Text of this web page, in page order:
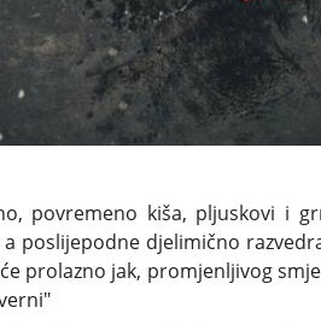
povremeno kiša, pljuskovi i
poslijepodne djelimično
prolazno jak, promjenljivog